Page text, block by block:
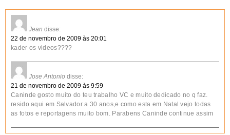
Jean disse:
22 de novembro de 2009 às 20:01
kader os videos????
Jose Antonio disse:
21 de novembro de 2009 às 9:59
Caninde gosto muito do teu trabalho VC e muito dedicado no q faz.
resido aqui em Salvador a 30 anos,e como esta em Natal vejo todas
as fotos e reportagens muito bom. Parabens Caninde continue assim